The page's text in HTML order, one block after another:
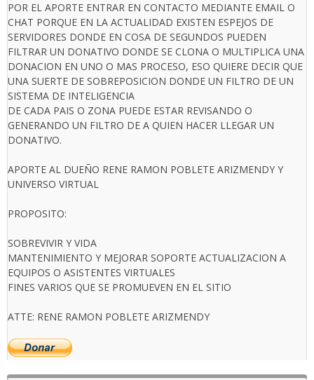
POR EL APORTE ENTRAR EN CONTACTO MEDIANTE EMAIL O
CHAT PORQUE EN LA ACTUALIDAD EXISTEN ESPEJOS DE
SERVIDORES DONDE EN COSA DE SEGUNDOS PUEDEN
FILTRAR UN DONATIVO DONDE SE CLONA O MULTIPLICA UNA
DONACION EN UNO O MAS PROCESO, ESO QUIERE DECIR QUE
UNA SUERTE DE SOBREPOSICION DONDE UN FILTRO DE UN
SISTEMA DE INTELIGENCIA
DE CADA PAIS O ZONA PUEDE ESTAR REVISANDO O
GENERANDO UN FILTRO DE A QUIEN HACER LLEGAR UN
DONATIVO.
APORTE AL DUEÑO RENE RAMON POBLETE ARIZMENDY Y
UNIVERSO VIRTUAL
PROPOSITO:
SOBREVIVIR Y VIDA
MANTENIMIENTO Y MEJORAR SOPORTE ACTUALIZACION A
EQUIPOS O ASISTENTES VIRTUALES
FINES VARIOS QUE SE PROMUEVEN EN EL SITIO
ATTE: RENE RAMON POBLETE ARIZMENDY